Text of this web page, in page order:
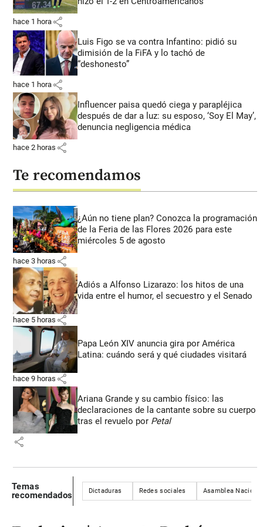
hace 1 hora share
Luis Figo se va contra Infantino: pidió su
dimisión de la FiFA y lo tachó de
“deshonesto”
hace 1 hora share
Influencer paisa quedó ciega y parapléjica
después de dar a luz: su esposo, ‘Soy El May’,
denuncia negligencia médica
hace 2 horas share
Te recomendamos
¿Aún no tiene plan? Conozca la programación
de la Feria de las Flores 2026 para este
miércoles 5 de agosto
hace 3 horas share
Adiós a Alfonso Lizarazo: los hitos de una
vida entre el humor, el secuestro y el Senado
hace 5 horas share
Papa León XIV anuncia gira por América
Latina: cuándo será y qué ciudades visitará
hace 9 horas share
Ariana Grande y su cambio físico: las
declaraciones de la cantante sobre su cuerpo
tras el revuelo por Petal
share
Temas
recomendados
Dictaduras Redes sociales Asamblea